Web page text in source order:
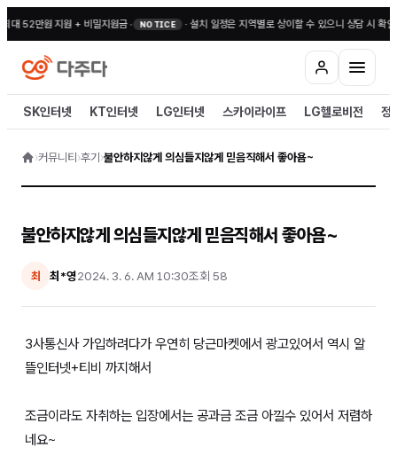
대 52만원 지원 + 비밀지원금• NOTICE · 설치 일정은 지역별로 상이할 수 있으니 상담 시 확인
SK인터넷 KT인터넷 LG인터넷 스카이라이프 LG헬로비전 정
›커뮤니티 ›후기 ›불안하지않게 의심들지않게 믿음직해서 좋아욤~
불안하지않게 의심들지않게 믿음직해서 좋아욤~
최 최*영2024. 3. 6. AM 10:30조회 58
3사통신사 가입하려다가 우연히 당근마켓에서 광고있어서 역시 알
뜰인터넷+티비 까지해서
조금이라도 자취하는 입장에서는 공과금 조금 아낄수 있어서 저렴하
네요~